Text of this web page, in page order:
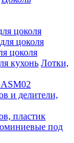
цоколя
цоколя
цоколя
Лотки,
и делители,
пластик
под